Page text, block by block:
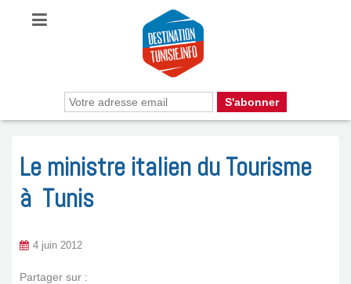
Le ministre italien du Tourisme
à Tunis
4 juin 2012
Partager sur :